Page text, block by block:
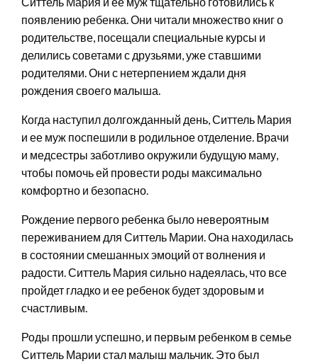
появлению ребенка. Они читали множество книг о
родительстве, посещали специальные курсы и
делились советами с друзьями, уже ставшими
родителями. Они с нетерпением ждали дня
рождения своего малыша.
Когда наступил долгожданный день, Ситтель Мария
и ее муж поспешили в родильное отделение. Врачи
и медсестры заботливо окружили будущую маму,
чтобы помочь ей провести роды максимально
комфортно и безопасно.
Рождение первого ребенка было невероятным
переживанием для Ситтель Марии. Она находилась
в состоянии смешанных эмоций от волнения и
радости. Ситтель Мария сильно надеялась, что все
пройдет гладко и ее ребенок будет здоровым и
счастливым.
Роды прошли успешно, и первым ребенком в семье
Ситтель Марии стал малыш мальчик. Это был